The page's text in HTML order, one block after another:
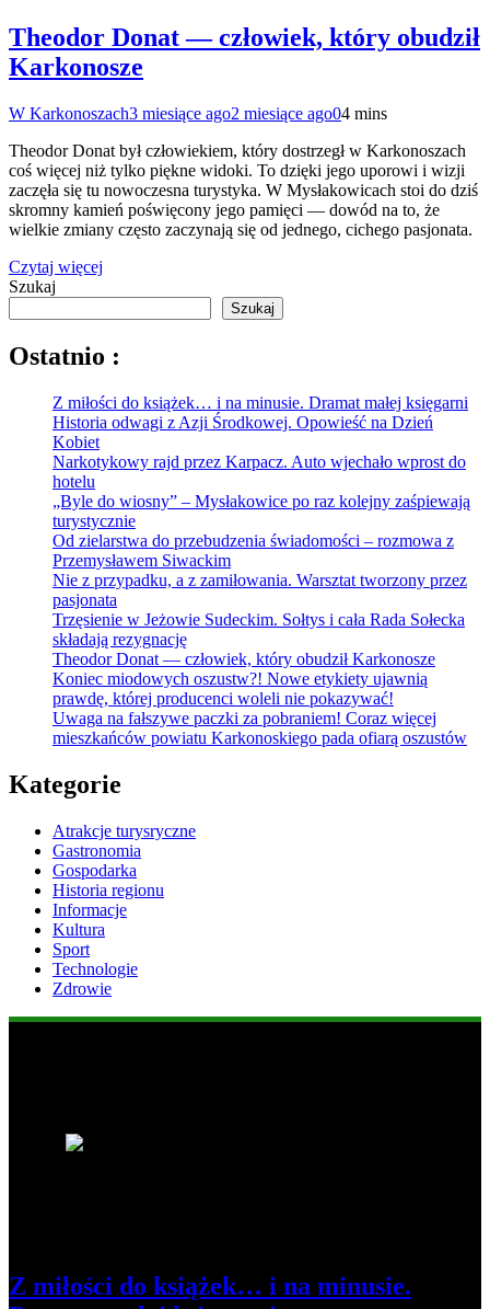
Theodor Donat — człowiek, który obudził
Karkonosze
W Karkonoszach3 miesiące ago2 miesiące ago04 mins
Theodor Donat był człowiekiem, który dostrzegł w Karkonoszach
coś więcej niż tylko piękne widoki. To dzięki jego uporowi i wizji
zaczęła się tu nowoczesna turystyka. W Mysłakowicach stoi do dziś
skromny kamień poświęcony jego pamięci — dowód na to, że
wielkie zmiany często zaczynają się od jednego, cichego pasjonata.
Czytaj więcej
Szukaj
Szukaj
Ostatnio :
Z miłości do książek… i na minusie. Dramat małej księgarni
Historia odwagi z Azji Środkowej. Opowieść na Dzień
Kobiet
Narkotykowy rajd przez Karpacz. Auto wjechało wprost do
hotelu
„Byle do wiosny” – Mysłakowice po raz kolejny zaśpiewają
turystycznie
Od zielarstwa do przebudzenia świadomości – rozmowa z
Przemysławem Siwackim
Nie z przypadku, a z zamiłowania. Warsztat tworzony przez
pasjonata
Trzęsienie w Jeżowie Sudeckim. Sołtys i cała Rada Sołecka
składają rezygnację
Theodor Donat — człowiek, który obudził Karkonosze
Koniec miodowych oszustw?! Nowe etykiety ujawnią
prawdę, której producenci woleli nie pokazywać!
Uwaga na fałszywe paczki za pobraniem! Coraz więcej
mieszkańców powiatu Karkonoskiego pada ofiarą oszustów
Kategorie
Atrakcje turysryczne
Gastronomia
Gospodarka
Historia regionu
Informacje
Kultura
Sport
Technologie
Zdrowie
Z miłości do książek… i na minusie.